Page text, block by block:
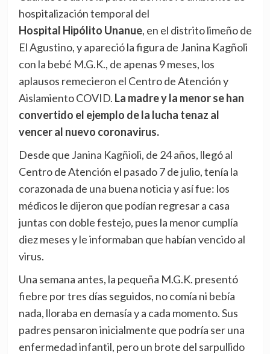
hospitalización temporal del
Hospital Hipólito Unanue, en el distrito limeño de
El Agustino, y apareció la figura de Janina Kagñoli
con la bebé M.G.K., de apenas 9 meses, los
aplausos remecieron el Centro de Atención y
Aislamiento COVID. La madre y la menor se han
convertido el ejemplo de la lucha tenaz al
vencer al nuevo coronavirus.
Desde que Janina Kagñioli, de 24 años, llegó al
Centro de Atención el pasado 7 de julio, tenía la
corazonada de una buena noticia y así fue: los
médicos le dijeron que podían regresar a casa
juntas con doble festejo, pues la menor cumplía
diez meses y le informaban que habían vencido al
virus.
Una semana antes, la pequeña M.G.K. presentó
fiebre por tres días seguidos, no comía ni bebía
nada, lloraba en demasía y a cada momento. Sus
padres pensaron inicialmente que podría ser una
enfermedad infantil, pero un brote del sarpullido